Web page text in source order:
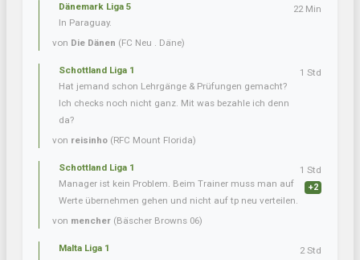
Dänemark Liga 5
In Paraguay.
von Die Dänen (FC Neu . Däne)
22 Min
Schottland Liga 1
Hat jemand schon Lehrgänge & Prüfungen gemacht?
Ich checks noch nicht ganz. Mit was bezahle ich denn
da?
von reisinho (RFC Mount Florida)
1 Std
Schottland Liga 1
Manager ist kein Problem. Beim Trainer muss man auf
Werte übernehmen gehen und nicht auf tp neu verteilen.
von mencher (Bäscher Browns 06)
1 Std
+2
Malta Liga 1
2 Std